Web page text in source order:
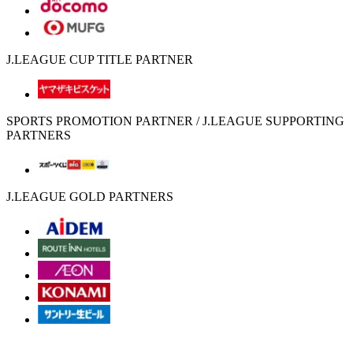
J.LEAGUE CUP TITLE PARTNER
SPORTS PROMOTION PARTNER / J.LEAGUE SUPPORTING
PARTNERS
J.LEAGUE GOLD PARTNERS